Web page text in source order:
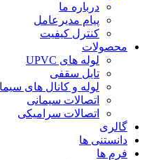
درباره ما
پیام مدیرعامل
کنترل کیفیت
محصولات
لوله های UPVC
تایل سقفی
لوله و کانال های
اتصالات سیمانی
اتصالات سرامیکی
گالری
دانستنی ها
فرم ها